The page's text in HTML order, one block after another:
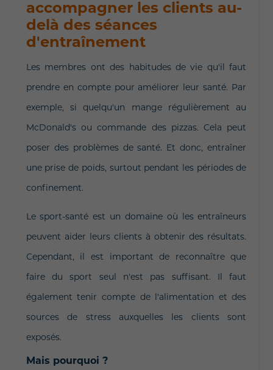
accompagner les clients au-
delà des séances
d'entraînement
Les membres ont des habitudes de vie qu'il faut
prendre en compte pour améliorer leur santé. Par
exemple, si quelqu'un mange régulièrement au
McDonald's ou commande des pizzas. Cela peut
poser des problèmes de santé. Et donc, entraîner
une prise de poids, surtout pendant les périodes de
confinement.
Le sport-santé est un domaine où les entraîneurs
peuvent aider leurs clients à obtenir des résultats.
Cependant, il est important de reconnaître que
faire du sport seul n'est pas suffisant. Il faut
également tenir compte de l'alimentation et des
sources de stress auxquelles les clients sont
exposés.
Mais pourquoi ?